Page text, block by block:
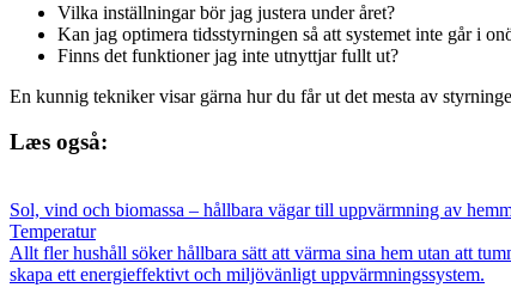
Vilka inställningar bör jag justera under året?
Kan jag optimera tidsstyrningen så att systemet inte går i
Finns det funktioner jag inte utnyttjar fullt ut?
En kunnig tekniker visar gärna hur du får ut det mesta av
Læs også:
Sol, vind och biomassa – hållbara vägar till uppvärmning av
Temperatur
Allt fler hushåll söker hållbara sätt att värma sina hem utan att
skapa ett energieffektivt och miljövänligt uppvärmningssystem.